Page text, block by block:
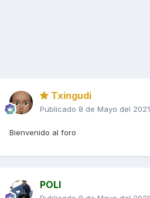
Txingudi
Publicado 8 de Mayo del 2021
Bienvenido al foro
POLI